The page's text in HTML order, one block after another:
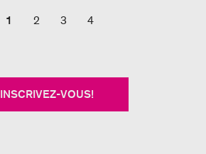
1 2 3 4
INSCRIVEZ-VOUS!